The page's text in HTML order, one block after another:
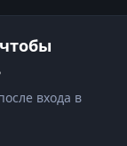
входа в